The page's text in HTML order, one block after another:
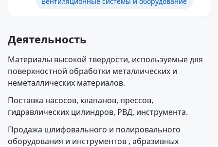
Деятельность
Материалы высокой твердости, используемые для
поверхностной обработки металлических и
неметаллических материалов.
Поставка насосов, клапанов, прессов,
гидравлических цилиндров, РВД, инструмента.
Продажа шлифовального и полировального
оборудования и инструментов , абразивных